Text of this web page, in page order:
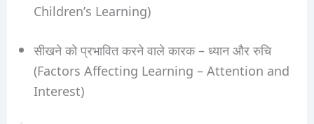
Children’s Learning)
सीखने को प्रभावित करने वाले कारक – ध्यान और रुचि
(Factors Affecting Learning – Attention and
Interest)